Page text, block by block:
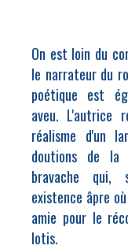
On est loin du
le narrateur du
poétique est
aveu. L'autrice
réalisme d'un
doutions de
bravache qui,
existence âpre
amie pour le
lotis.